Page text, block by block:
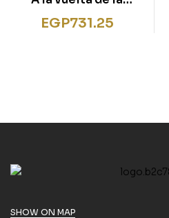
esquina + audio
EGP731.25
SHOW ON MAP